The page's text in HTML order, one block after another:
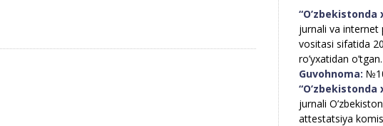
jurnali va
vositasi sifatida
ro’yxatidan o’tgan.
Guvohnoma:
jurnali
attestatsiya